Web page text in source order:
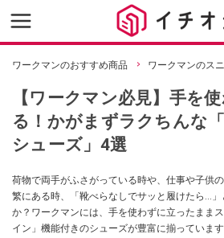
ワークマンのおすすめ商品 ワークマンのス
【ワークマン必見】手を
る！かがまずラクちんな
シューズ」4選
荷物で両手がふさがっている時や、仕事や子供
繁にある時、「靴べらなしでサッと履けたら…
か？ワークマンには、手を使わずに立ったまま
イン」機能付きのシューズが豊富に揃っていま